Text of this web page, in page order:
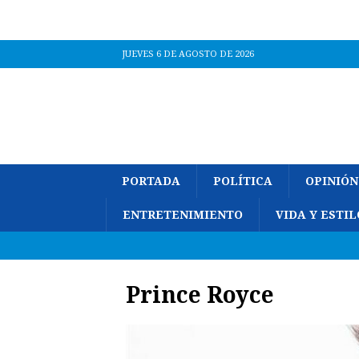
JUEVES 6 DE AGOSTO DE 2026
PORTADA POLÍTICA OPINIÓN
ENTRETENIMIENTO VIDA Y
Prince Royce